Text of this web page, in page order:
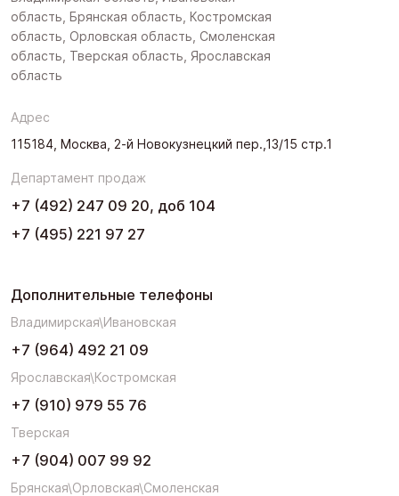
область, Брянская область, Костромская
область, Орловская область, Смоленская
область, Тверская область, Ярославская
область
Адрес
115184, Москва, 2-й Новокузнецкий пер.,13/15 стр.1
Департамент продаж
+7 (492) 247 09 20, доб 104
+7 (495) 221 97 27
Дополнительные телефоны
Владимирская\Ивановская
+7 (964) 492 21 09
Ярославская\Костромская
+7 (910) 979 55 76
Тверская
+7 (904) 007 99 92
Брянская\Орловская\Смоленская